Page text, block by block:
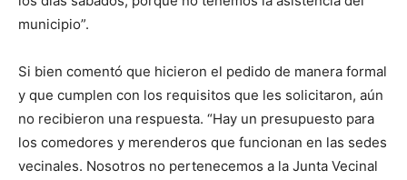
municipio”.
Si bien comentó que hicieron el pedido de manera formal
y que cumplen con los requisitos que les solicitaron, aún
no recibieron una respuesta. “Hay un presupuesto para
los comedores y merenderos que funcionan en las sedes
vecinales. Nosotros no pertenecemos a la Junta Vecinal